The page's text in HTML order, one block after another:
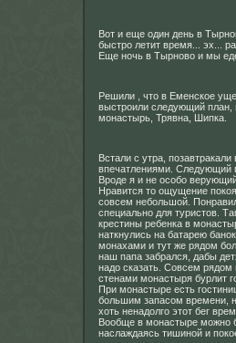
Вот и еще один день в
быстро летит время... эх...
Еще ночь в Тырново и мы
Решили , что в Еменское
выстроили следующий план,
монастырь, Трявна, Шипка.
Встали с утра,
впечатлениями. Следующий
Вроде я и не особо
Нравится то ощущение
совсем небольшой.
специально для туристов.
крестины ребенка в
наткнулись на батарею
монахами и тут же рядом
наш папа забрался, дабы
надо сказать. Совсем
стенами монастыря бурлит
При монастыре есть
большим запасом времени,
хоть ненадолго этот бег
Вообще в монастыре можно
наслаждаясь тишиной и